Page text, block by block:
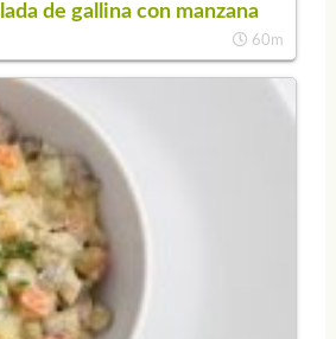
de gallina con manzana
60m